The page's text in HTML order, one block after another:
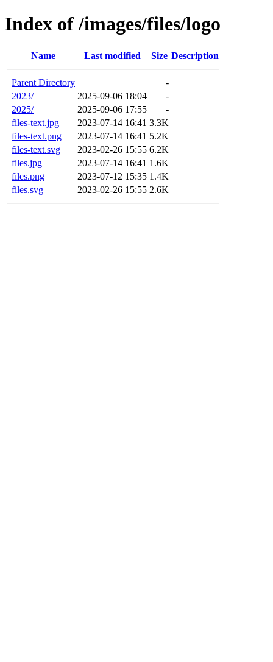
Index of /images/files/logo
Name Last modified Size Description
Parent Directory
-
2023/
2025-09-06 18:04
-
2025/
2025-09-06 17:55
-
files-text.jpg
2023-07-14 16:41 3.3K
files-text.png
2023-07-14 16:41 5.2K
files-text.svg
2023-02-26 15:55 6.2K
files.jpg
2023-07-14 16:41 1.6K
files.png
2023-07-12 15:35 1.4K
files.svg
2023-02-26 15:55 2.6K